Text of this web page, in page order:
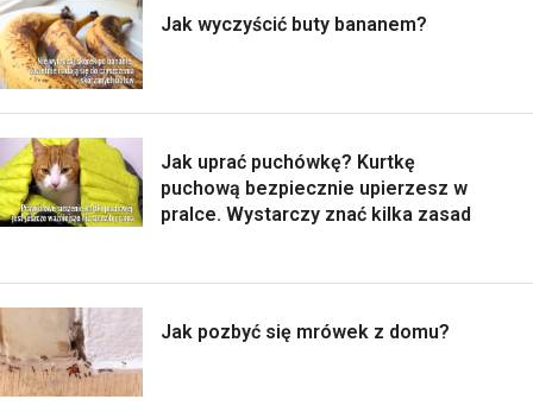
Jak wyczyścić buty bananem?
Jak uprać puchówkę? Kurtkę
puchową bezpiecznie upierzesz w
pralce. Wystarczy znać kilka zasad
Jak pozbyć się mrówek z domu?